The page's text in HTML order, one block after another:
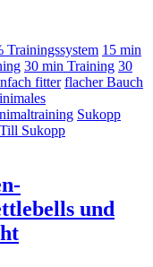
Trainingssystem 15 min
30 min Training 30
fitter flacher Bauch
Sukopp
Till Sukopp
und